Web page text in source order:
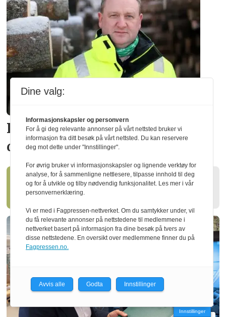
Tredata får ny eier
Begna Bruk sier oppansatte og
dropper skift
Innstillinger
Dine valg:
Informasjonskapsler og personvern
For å gi deg relevante annonser på vårt nettsted bruker vi
informasjon fra ditt besøk på vårt nettsted. Du kan reservere
deg mot dette under "Innstillinger".
For øvrig bruker vi informasjonskapsler og lignende verktøy for
analyse, for å sammenligne nettlesere, tilpasse innhold til deg
og for å utvikle og tilby nødvendig funksjonalitet. Les mer i vår
personvernerklæring.
Vi er med i Fagpressen-nettverket. Om du samtykker under, vil
du få relevante annonser på nettstedene til medlemmene i
nettverket basert på informasjon fra dine besøk på tvers av
disse nettstedene. En oversikt over medlemmene finner du på
Fagpressen.no.
Avvis alle Godta Innstillinger